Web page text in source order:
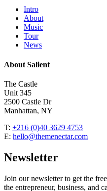
Close
Menu
Intro
About
Music
Tour
News
About Salient
The Castle
Unit 345
2500 Castle Dr
Manhattan, NY
T: +216 (0)40 3629 4753
E: hello@themenectar.com
Newsletter
Join our newsletter to get the
the entrepreneur, business, and